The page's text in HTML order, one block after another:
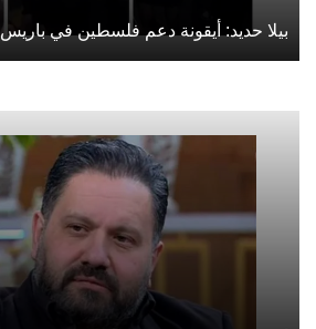
بيلا حديد: أيقونة دعم فلسطين في باريس